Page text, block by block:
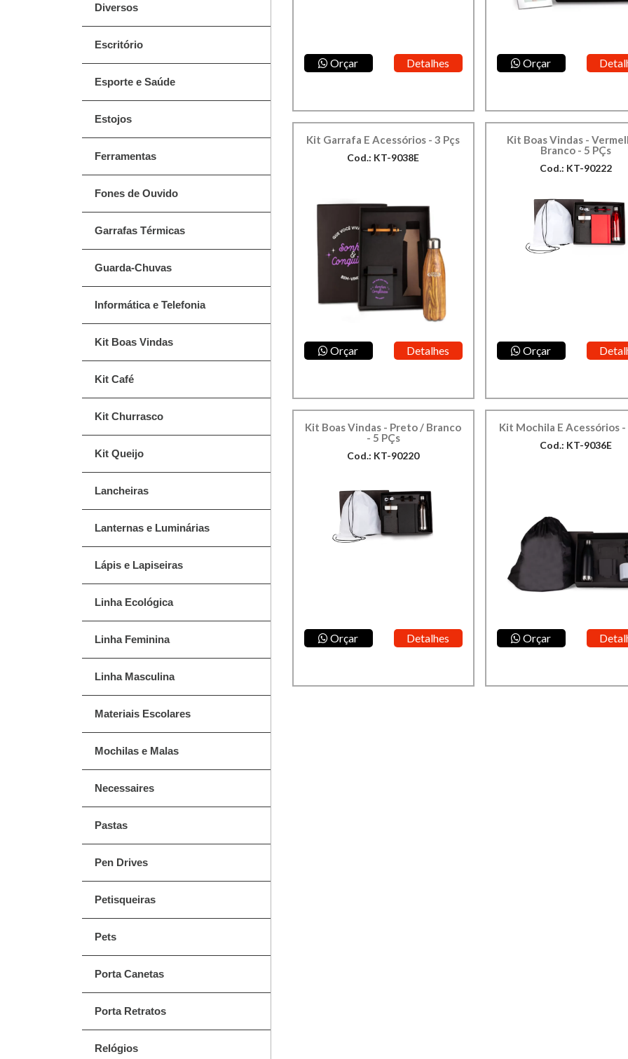
Diversos
Escritório
Esporte e Saúde
Estojos
Ferramentas
Fones de Ouvido
Garrafas Térmicas
Guarda-Chuvas
Informática e Telefonia
Kit Boas Vindas
Kit Café
Kit Churrasco
Kit Queijo
Lancheiras
Lanternas e Luminárias
Lápis e Lapiseiras
Linha Ecológica
Linha Feminina
Linha Masculina
Materiais Escolares
Mochilas e Malas
Necessaires
Pastas
Pen Drives
Petisqueiras
Pets
Porta Canetas
Porta Retratos
Relógios
Orçar Detalhes Orçar
Kit Garrafa E Acessórios - 3 Pçs
Cod.: KT-9038E
Orçar Detalhes
Kit Boas Vindas -
Branco - 5 PÇs
Cod.: KT-90222
Orçar
Kit Boas Vindas - Preto / Branco
- 5 PÇs
Cod.: KT-90220
Orçar Detalhes
Kit Mochila E Acessórios -
Cod.: KT-9036E
Orçar